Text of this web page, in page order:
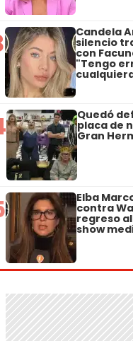
Candela
silencio
con
"Tengo
Quedó
placa de
Gran
Elba
contra
regreso
show